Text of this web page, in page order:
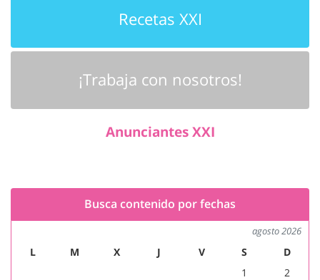
Recetas XXI
¡Trabaja con nosotros!
Anunciantes XXI
Busca contenido por fechas
agosto 2026
L M X J V S
D
1
2